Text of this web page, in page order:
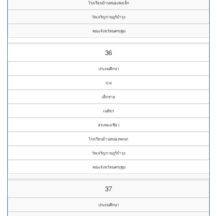
โรงเรียนบ้านหนองพงเล็ก
วัดเจริญราษฎร์บำรุง
คณะจังหวัดนครปฐม
36
ประถมศึกษา
ป.๔
เด็กชาย
เนติธร
สระทองเขียว
โรงเรียนบ้านหนองพงนก
วัดเจริญราษฎร์บำรุง
คณะจังหวัดนครปฐม
37
ประถมศึกษา